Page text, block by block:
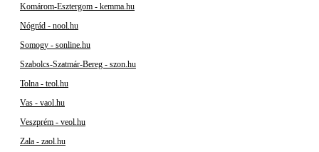
Komárom-Esztergom - kemma.hu
Nógrád - nool.hu
Somogy - sonline.hu
Szabolcs-Szatmár-Bereg - szon.hu
Tolna - teol.hu
Vas - vaol.hu
Veszprém - veol.hu
Zala - zaol.hu